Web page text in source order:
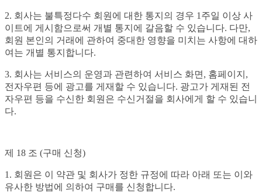
2. 회사는 불특정다수 회원에 대한 통지의 경우 1주일 이상 사
이트에 게시함으로써 개별 통지에 갈음할 수 있습니다. 다만,
회원 본인의 거래에 관하여 중대한 영향을 미치는 사항에 대하
여는 개별 통지합니다.
3. 회사는 서비스의 운영과 관련하여 서비스 화면, 홈페이지,
전자우편 등에 광고를 게재할 수 있습니다. 광고가 게재된 전
자우편 등을 수신한 회원은 수신거절을 회사에게 할 수 있습니
다.
제 18 조 (구매 신청)
1. 회원은 이 약관 및 회사가 정한 규정에 따라 아래 또는 이와
유사한 방법에 의하여 구매를 신청합니다.